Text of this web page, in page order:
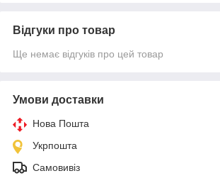
Відгуки про товар
Ще немає відгуків про цей товар
Умови доставки
Нова Пошта
Укрпошта
Самовивіз